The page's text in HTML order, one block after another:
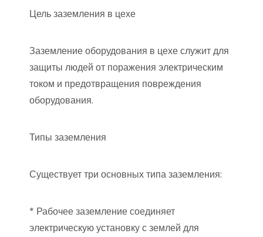
Цель заземления в цехе
Заземление оборудования в цехе служит для
защиты людей от поражения электрическим
током и предотвращения повреждения
оборудования.
Типы заземления
Существует три основных типа заземления:
* Рабочее заземление соединяет
электрическую установку с землей для